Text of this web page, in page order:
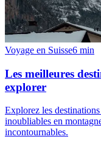
Voyage en Suisse6 min
Les meilleures
explorer
Explorez les
inoubliables en
incontournables.